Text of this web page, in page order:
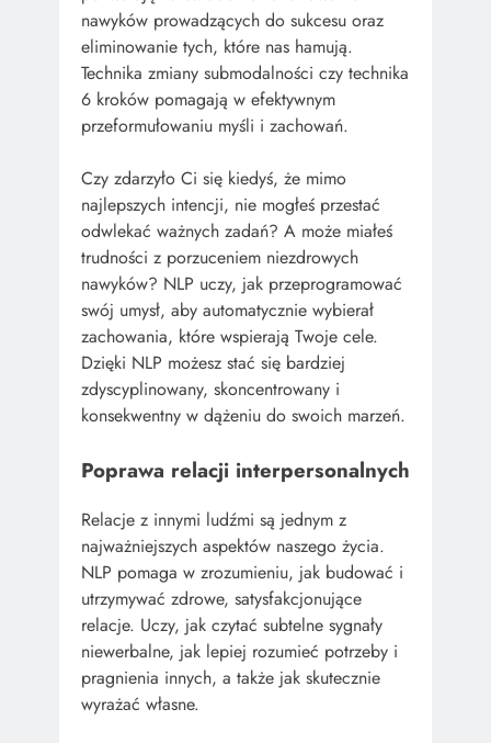
nawyków prowadzących do sukcesu oraz
eliminowanie tych, które nas hamują.
Technika zmiany submodalności czy technika
6 kroków pomagają w efektywnym
przeformułowaniu myśli i zachowań.
Czy zdarzyło Ci się kiedyś, że mimo
najlepszych intencji, nie mogłeś przestać
odwlekać ważnych zadań? A może miałeś
trudności z porzuceniem niezdrowych
nawyków? NLP uczy, jak przeprogramować
swój umysł, aby automatycznie wybierał
zachowania, które wspierają Twoje cele.
Dzięki NLP możesz stać się bardziej
zdyscyplinowany, skoncentrowany i
konsekwentny w dążeniu do swoich marzeń.
Poprawa relacji interpersonalnych
Relacje z innymi ludźmi są jednym z
najważniejszych aspektów naszego życia.
NLP pomaga w zrozumieniu, jak budować i
utrzymywać zdrowe, satysfakcjonujące
relacje. Uczy, jak czytać subtelne sygnały
niewerbalne, jak lepiej rozumieć potrzeby i
pragnienia innych, a także jak skutecznie
wyrażać własne.